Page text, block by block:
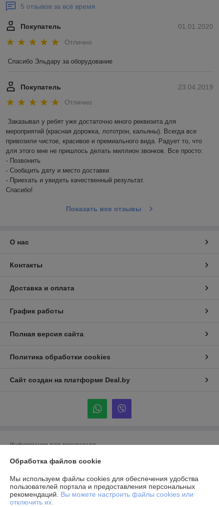
5 отзывов за всё время
01.01.2020
Покупатель
Отлично
Спасибо Эльдару за оборудование
23.04.2019
Покупатель
Отлично
Заказывал у ребят уже достаточно много реквизита для
мероприятий (красная дорожка, лототрон, кальяны). Всегда все
привозили чистое, красивое и премиального вида. Радует то, что
для этого мне не пришлось делать миллион звонков. Все просто:
- Позвонить
- Сообщить дату и место доставки
- Приехать и увидеть качественный результат.
Спасибо!
Показать все отзывы
О нас
Контакты
Доставка и оплата
График работы
Полная версия сайта
Политика обработки cookies
Сайт создан на платформе Deal.by
Информация для покупателя
Юридическое лицо:ООО «Делюкс групп»
Регистрационный номер ЕГР: 191392314
УНП: 191392314
Обработка файлов cookie
Мы используем файлы cookies для обеспечения удобства
пользователей портала и предоставления персональных
рекомендаций. Вы можете настроить файлы cookies или
отключить их.